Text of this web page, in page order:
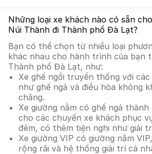
Những loại xe khách nào có sẵn
Núi Thành đi Thành phố Đà Lạt?
Bạn có thể chọn từ nhiều loại
khác nhau cho hành trình của bạn
Thành phố Đà Lạt, như:
Xe ghế ngồi truyền thống với
như ghế ngả và điều hòa không
chăng.
Xe giường nằm có ghế ngả
cho các chuyến xe khách phục
đêm, có thêm tiện nghi như giải
Xe giường VIP có giường nằm
rộng rãi và hệ thống giải trí cá